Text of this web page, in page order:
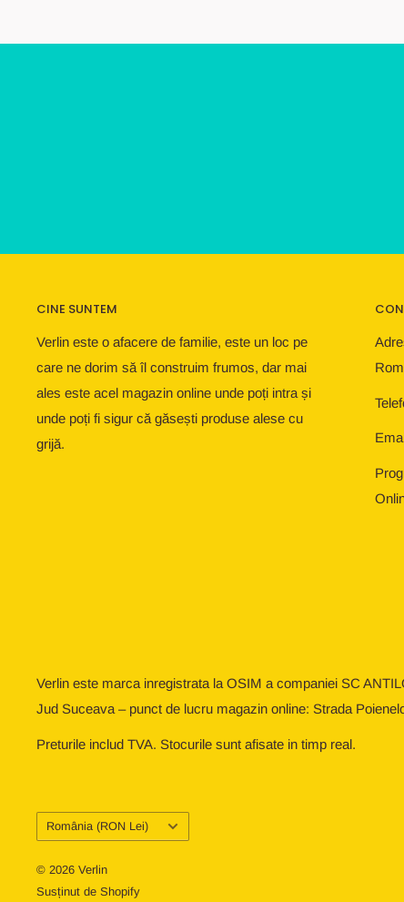
CINE SUNTEM
Verlin este o afacere de familie, este un loc pe
care ne dorim să îl construim frumos, dar mai
ales este acel magazin online unde poți intra și
unde poți fi sigur că găsești produse alese cu
grijă.
Verlin este marca inregistrata la OSIM a companiei SC
Jud Suceava – punct de lucru magazin online: Strada
Preturile includ TVA. Stocurile sunt afisate in timp real.
Țară/regiune
România (RON Lei)
© 2026 Verlin
Susținut de Shopify